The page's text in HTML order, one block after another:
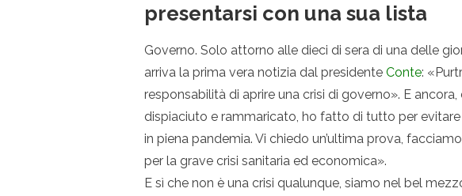
presentarsi con una sua lista
Governo. Solo attorno alle dieci di sera di una delle
arriva la prima vera notizia dal presidente Conte:
responsabilità di aprire una crisi di governo». E
dispiaciuto e rammaricato, ho fatto di tutto per
in piena pandemia. Vi chiedo un’ultima prova,
per la grave crisi sanitaria ed economica».
E sì che non è una crisi qualunque, siamo nel bel